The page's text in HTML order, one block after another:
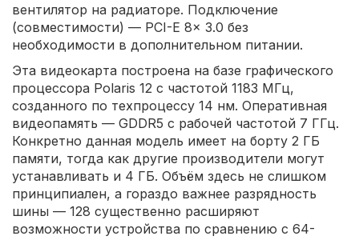
вентилятор на радиаторе. Подключение
(совместимости) — PCI-E 8x 3.0 без
необходимости в дополнительном питании.
Эта видеокарта построена на базе графического
процессора Polaris 12 с частотой 1183 МГц,
созданного по техпроцессу 14 нм. Оперативная
видеопамять — GDDR5 с рабочей частотой 7 ГГц.
Конкретно данная модель имеет на борту 2 ГБ
памяти, тогда как другие производители могут
устанавливать и 4 ГБ. Объём здесь не слишком
принципиален, а гораздо важнее разрядность
шины — 128 существенно расширяют
возможности устройства по сравнению с 64-